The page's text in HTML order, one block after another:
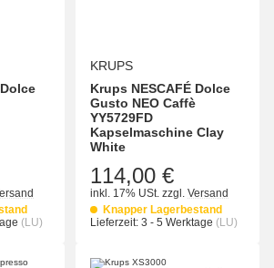
(LU)
KRUPS
Krups NESCAFÉ Dolce
Gusto NEO Caffè
YY5729FD
Kapselmaschine Clay
White
114,00 €
inkl. 17% USt. zzgl. Versand
Knapper Lagerbestand
Lieferzeit: 3 - 5 Werktage (LU)